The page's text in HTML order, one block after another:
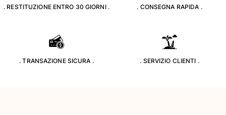
Classico stretch
Rashguard
. RESTITUZIONE ENTRO 30 GIORNI . . CONSEGNA RAPIDA .
. TRANSAZIONE SICURA . . SERVIZIO CLIENTI .